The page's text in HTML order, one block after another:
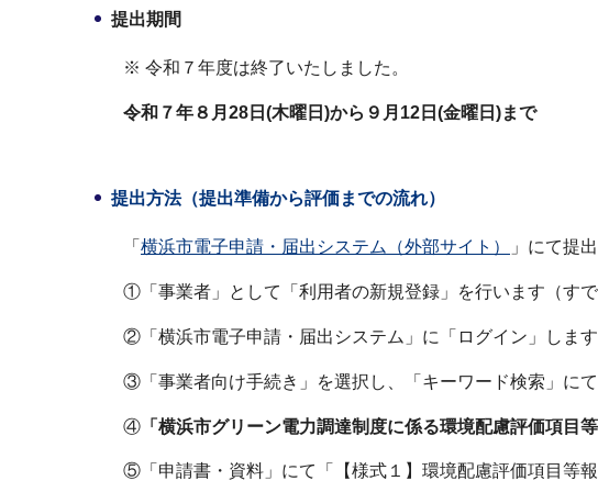
提出期間
※ 令和７年度は終了いたしました。
令和７年８月28日(木曜日)から９月12日(金曜日)まで
提出方法（提出準備から評価までの流れ）
「 横浜市電子申請・届出システム（外部サイト） 」にて提
①「事業者」として「利用者の新規登録」を行います（す
②「横浜市電子申請・届出システム」に「ログイン」します
③「事業者向け手続き」を選択し、「キーワード検索」に
④ 「横浜市グリーン電力調達制度に係る環境配慮評価項目等
⑤「申請書・資料」にて「【様式１】環境配慮評価項目等